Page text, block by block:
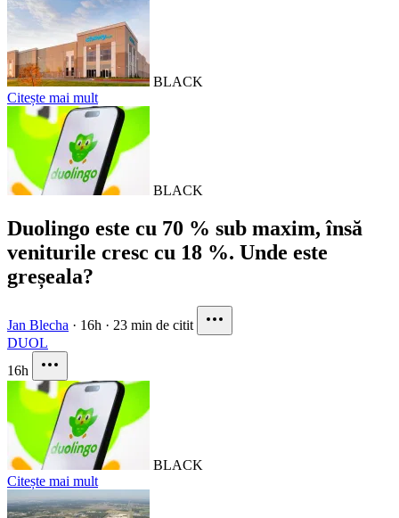
BLACK
Citește mai mult
BLACK
Duolingo este cu 70 % sub maxim, însă
veniturile cresc cu 18 %. Unde este
greșeala?
Jan Blecha · 16h · 23 min de citit
DUOL
16h
BLACK
Citește mai mult